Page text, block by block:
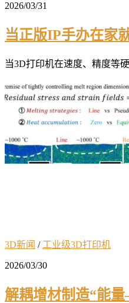
2026/03/31
当正版IP手办在家
当3D打印机在速度、精度等
3D新闻 / 工业级3D打印机
2026/03/30
解耦增材制造“能